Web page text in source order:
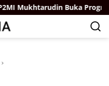
Buka Program